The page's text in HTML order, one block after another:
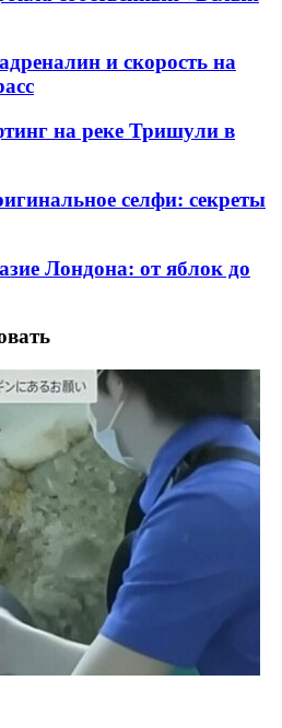
и скорость на
на реке Тришули в
селфи: секреты
Лондона: от яблок до